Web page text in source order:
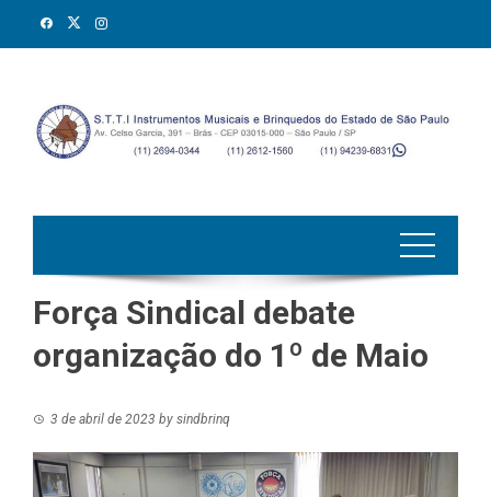
Força Sindical debate
organização do 1º de Maio
3 de abril de 2023 by sindbrinq